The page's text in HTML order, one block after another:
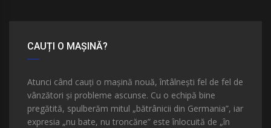
CAUȚI O MAȘINĂ?
Atunci când cauți o mașină nouă, întâlnești fel de fel de
vânzători și probleme ascunse. Cu o echipă bine
pregătită, spulberăm mitul „bătrânicii din Germania”, iar
expresia „nu bate, nu troncăne” este înlocuită de „în